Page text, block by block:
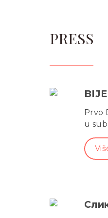
PRESS
Prvo
u